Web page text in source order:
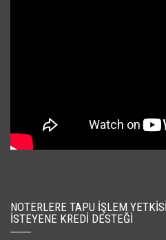
NOTERLERE TAPU İŞLEM
İSTEYENE KREDI DESTEĞI